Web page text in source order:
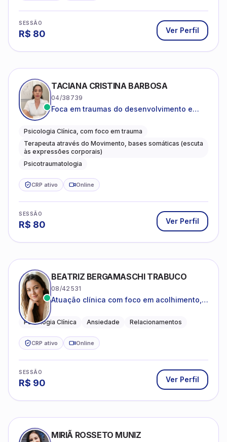
SESSÃO
R$ 80 Ver Perfil
TACIANA CRISTINA BARBOSA
04/38739
Foca em traumas do desenvolvimento e
Psicologia Clínica, com foco em trauma
Terapeuta através do Movimento, bases somáticas (escuta
às expressões corporais)
Psicotraumatologia
CRP ativo Online
SESSÃO
R$ 80 Ver Perfil
BEATRIZ BERGAMASCHI TRABUCO
08/42531
Atuação clínica com foco em acolhimento,
Psicologia Clínica Ansiedade Relacionamentos
CRP ativo Online
SESSÃO
R$ 90 Ver Perfil
MIRIÃ ROSSETO MUNIZ